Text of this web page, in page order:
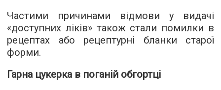
Частими причинами відмови у видачі
«доступних ліків» також стали помилки в
рецептах або рецептурні бланки старої
форми.
Гарна цукерка в поганій обгортці